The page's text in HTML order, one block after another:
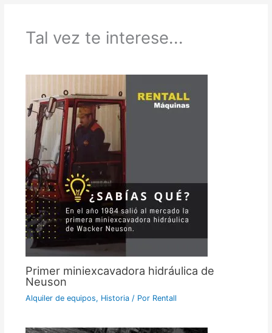
Tal vez te interese...
Primer miniexcavadora hidráulica de
Neuson
Alquiler de equipos, Historia/ Por Rentall